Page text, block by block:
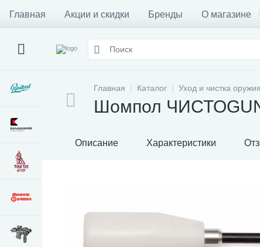
Главная Акции и скидки Бренды О магазине
Главная Каталог Уход и чистка оружия
Шомпол
Описание Характеристики